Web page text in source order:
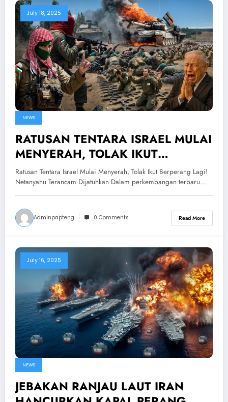
July 18, 2025
NEWS
RATUSAN TENTARA ISRAEL MULAI
MENYERAH, TOLAK IKUT
BERPERANG LAGI! Netanyahu
Terancam Dijatuhkan
Ratusan Tentara Israel Mulai Menyerah, Tolak Ikut Berperang Lagi!
Netanyahu Terancam Dijatuhkan Dalam perkembangan terbaru…
Adminpapteng 0 Comments Read More
July 16, 2025
NEWS
JEBAKAN RANJAU LAUT IRAN